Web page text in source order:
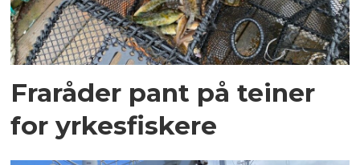
Fraråder pant på teiner
for yrkesfiskere